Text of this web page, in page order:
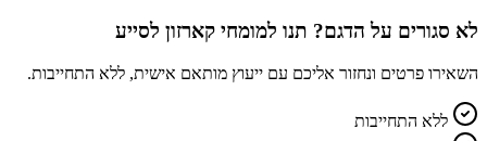
לא סגורים על הדגם? תנו למומחי קארזון לסייע
השאירו פרטים ונחזור אליכם עם ייעוץ מותאם אישית, ללא התחייבות.
ללא התחייבות